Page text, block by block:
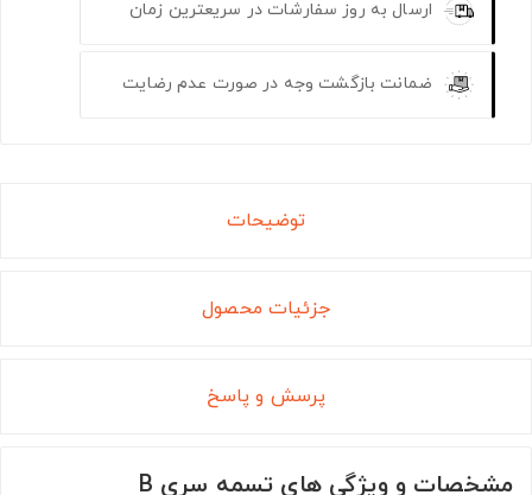
ارسال به روز سفارشات در سریعترین زمان
ضمانت بازگشت وجه در صورت عدم رضایت
توضیحات
جزئیات محصول
پرسش و پاسخ
مشخصات و ویژگی های تسمه سری B